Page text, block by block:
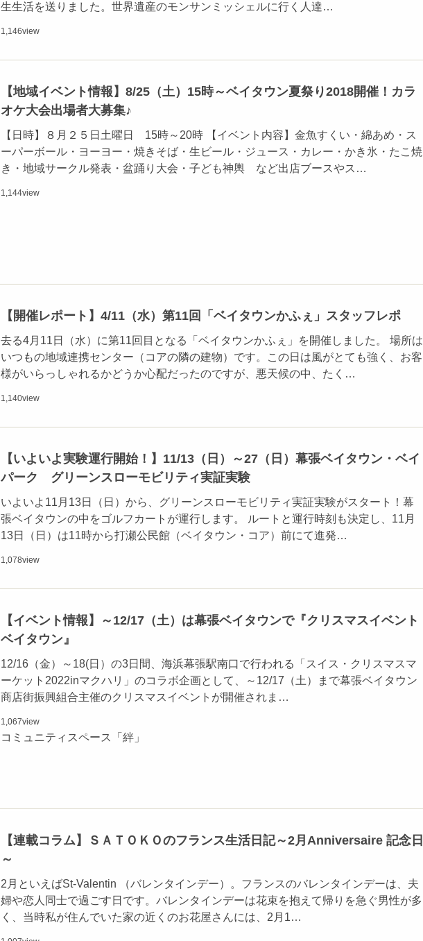
生生活を送りました。世界遺産のモンサンミッシェルに行く人達…
1,146view
【地域イベント情報】8/25（土）15時～ベイタウン夏祭り2018開催！カラ
オケ大会出場者大募集♪
【日時】８月２５日土曜日 15時～20時 【イベント内容】金魚すくい・綿あめ・ス
ーパーボール・ヨーヨー・焼きそば・生ビール・ジュース・カレー・かき氷・たこ焼
き・地域サークル発表・盆踊り大会・子ども神輿 など出店ブースやス…
1,144view
【開催レポート】4/11（水）第11回「ベイタウンかふぇ」スタッフレポ
去る4月11日（水）に第11回目となる「ベイタウンかふぇ」を開催しました。 場所は
いつもの地域連携センター（コアの隣の建物）です。この日は風がとても強く、お客
様がいらっしゃれるかどうか心配だったのですが、悪天候の中、たく…
1,140view
【いよいよ実験運行開始！】11/13（日）～27（日）幕張ベイタウン・ベイ
パーク グリーンスローモビリティ実証実験
いよいよ11月13日（日）から、グリーンスローモビリティ実証実験がスタート！幕
張ベイタウンの中をゴルフカートが運行します。 ルートと運行時刻も決定し、11月
13日（日）は11時から打瀬公民館（ベイタウン・コア）前にて進発…
1,078view
【イベント情報】～12/17（土）は幕張ベイタウンで『クリスマスイベント
ベイタウン』
12/16（金）～18(日）の3日間、海浜幕張駅南口で行われる「スイス・クリスマスマ
ーケット2022inマクハリ」のコラボ企画として、～12/17（土）まで幕張ベイタウン
商店街振興組合主催のクリスマスイベントが開催されま…
1,067view
コミュニティスペース「絆」
【連載コラム】ＳＡＴＯＫＯのフランス生活日記～2月Anniversaire 記念日
～
2月といえばSt-Valentin （バレンタインデー）。フランスのバレンタインデーは、夫
婦や恋人同士で過ごす日です。バレンタインデーは花束を抱えて帰りを急ぐ男性が多
く、当時私が住んでいた家の近くのお花屋さんには、2月1…